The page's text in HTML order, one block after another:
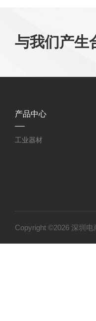
与我们产生
产品中心
工业器材
Copyright ©2026 深圳